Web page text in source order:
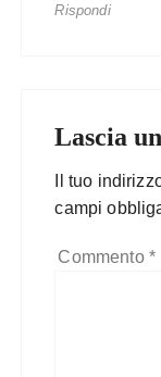
Rispondi
Lascia
Il tuo
campi
Commento *